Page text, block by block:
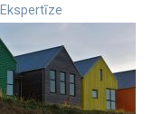
Ekspertīze